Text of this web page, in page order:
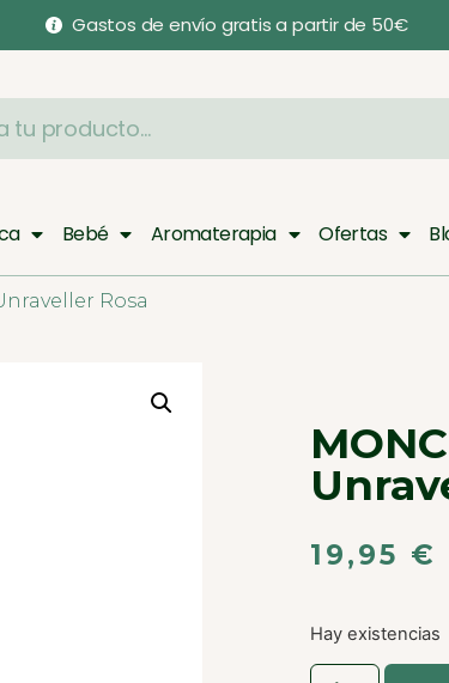
Gastos de envío gratis a partir de 50€
Bebé Aromaterapia Ofertas
Rosa
19,95 €
Hay existencias